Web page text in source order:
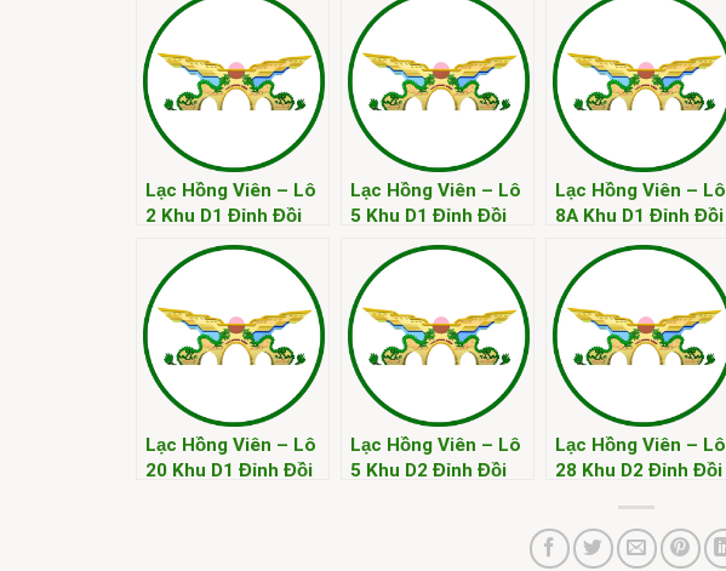
Lạc Hồng Viên – Lô
2 Khu D1 Đỉnh Đồi
Lạc Hồng Viên – Lô
5 Khu D1 Đỉnh Đồi
Lạc Hồng Viên – Lô
8A Khu D1 Đỉnh Đồi
Lạc Hồng Viên – Lô
20 Khu D1 Đỉnh Đồi
Lạc Hồng Viên – Lô
5 Khu D2 Đỉnh Đồi
Lạc Hồng Viên – Lô
28 Khu D2 Đỉnh Đồi